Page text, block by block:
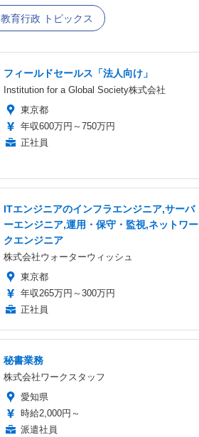
教育行政 トピックス
フィールドセールス「法人向け」
Institution for a Global Society株式会社
東京都
年収600万円～750万円
正社員
ITエンジニアのインフラエンジニア,サーバ
ーエンジニア,運用・保守・監視,ネットワー
クエンジニア
株式会社ウォーターウィッシュ
東京都
年収265万円～300万円
正社員
秘書業務
株式会社ワークスタッフ
愛知県
時給2,000円～
派遣社員